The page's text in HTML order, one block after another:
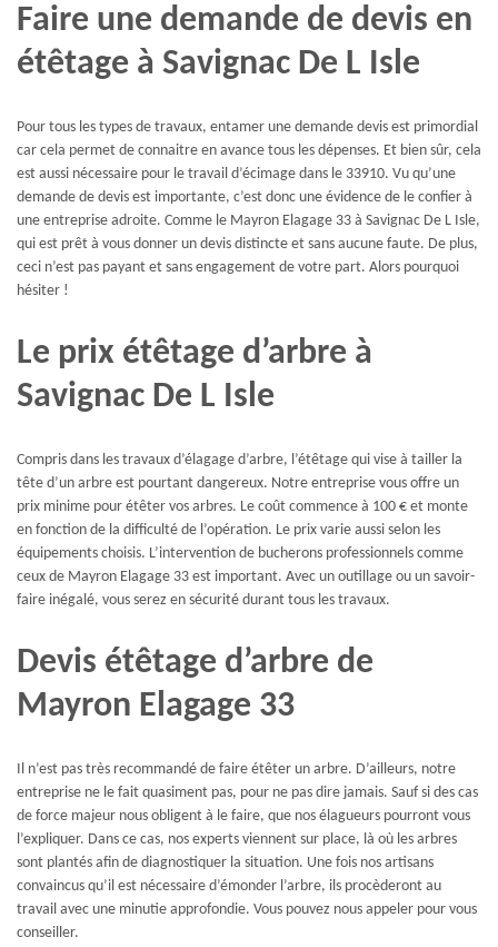
Faire une demande de devis en
étêtage à Savignac De L Isle
Pour tous les types de travaux, entamer une demande devis est primordial
car cela permet de connaitre en avance tous les dépenses. Et bien sûr, cela
est aussi nécessaire pour le travail d’écimage dans le 33910. Vu qu’une
demande de devis est importante, c’est donc une évidence de le confier à
une entreprise adroite. Comme le Mayron Elagage 33 à Savignac De L Isle,
qui est prêt à vous donner un devis distincte et sans aucune faute. De plus,
ceci n’est pas payant et sans engagement de votre part. Alors pourquoi
hésiter !
Le prix étêtage d’arbre à
Savignac De L Isle
Compris dans les travaux d’élagage d’arbre, l’étêtage qui vise à tailler la
tête d’un arbre est pourtant dangereux. Notre entreprise vous offre un
prix minime pour étêter vos arbres. Le coût commence à 100 € et monte
en fonction de la difficulté de l’opération. Le prix varie aussi selon les
équipements choisis. L’intervention de bucherons professionnels comme
ceux de Mayron Elagage 33 est important. Avec un outillage ou un savoir-
faire inégalé, vous serez en sécurité durant tous les travaux.
Devis étêtage d’arbre de
Mayron Elagage 33
Il n’est pas très recommandé de faire étêter un arbre. D’ailleurs, notre
entreprise ne le fait quasiment pas, pour ne pas dire jamais. Sauf si des cas
de force majeur nous obligent à le faire, que nos élagueurs pourront vous
l’expliquer. Dans ce cas, nos experts viennent sur place, là où les arbres
sont plantés afin de diagnostiquer la situation. Une fois nos artisans
convaincus qu’il est nécessaire d’émonder l’arbre, ils procèderont au
travail avec une minutie approfondie. Vous pouvez nous appeler pour vous
conseiller.